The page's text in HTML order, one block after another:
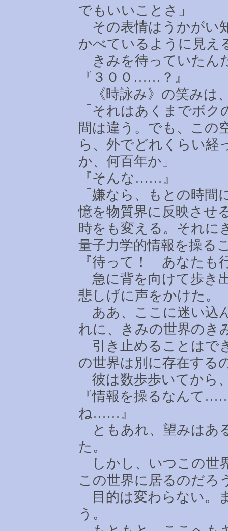
でもいいことさ」
その表情はうかがい
かべているように見え
「きみを待っていた
『３００ …… ？』
《時詠み》の笑みは
「それはあくまでボ
間は違う。でも、この
ら、外でどれくらい経
か、何百年か」
『そんな …… 』
「嫌なら、もとの時
憶を物質界に反映させ
時をも変える。それに
量子力学的情報を操
『待って！ あなたも
急に背を向けて歩き
悲しげに声をかけた。
「ああ、ここに迷い
れに、きみの世界のき
引き止めることはで
の世界は別に存在する
彼は数歩歩いてから
『情報を操るなんて
ね…… 』
ともあれ、望みはあ
た。
しかし、いつこの世
この世界に居るのだろ
目的は変わらない。
う。